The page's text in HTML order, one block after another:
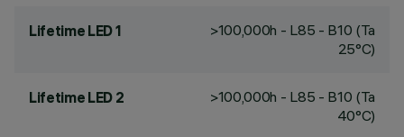
Lifetime LED 1
>100,000h - L85 - B10 (Ta
25°C)
Lifetime LED 2
>100,000h - L85 - B10 (Ta
40°C)